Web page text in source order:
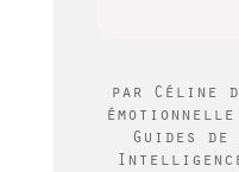
par Céline
émotionnelle
Guides